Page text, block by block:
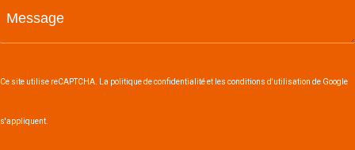
Ce site utilise reCAPTCHA. La politique de confidentialité et les conditions d'utilisation de Google
s'appliquent.